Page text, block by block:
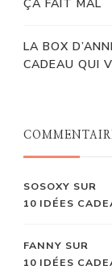
ÇA FAIT MAL
LA BOX
CADEAU QUI
SOSOXY SUR
10 IDÉES
FANNY SUR
10 IDÉES